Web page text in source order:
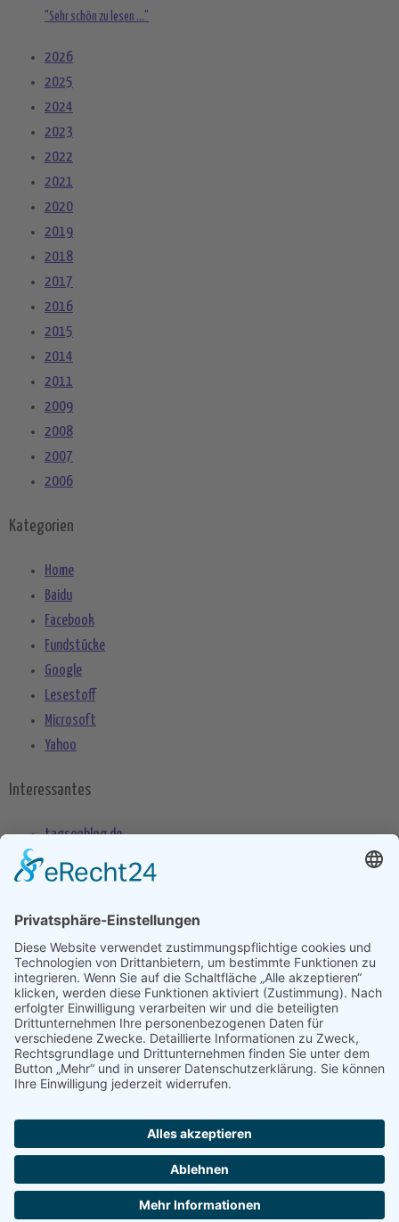
"Sehr schön zu lesen ..."
2026
2025
2024
2023
2022
2021
2020
2019
2018
2017
2016
2015
2014
2011
2009
2008
2007
2006
Kategorien
Home
Baidu
Facebook
Fundstücke
Google
Lesestoff
Microsoft
Yahoo
Interessantes
tagseoblog.de
SEO Blog
seo-trainee.de
seokratie.de
Tags
Android Android Phone Anwendung App Apple Betriebssystem Datenschutz
Entwicklung Google Handy Internet Plattform
Copyright 2004 - 2026 byseekXL- Die Meta Suchmaschine -